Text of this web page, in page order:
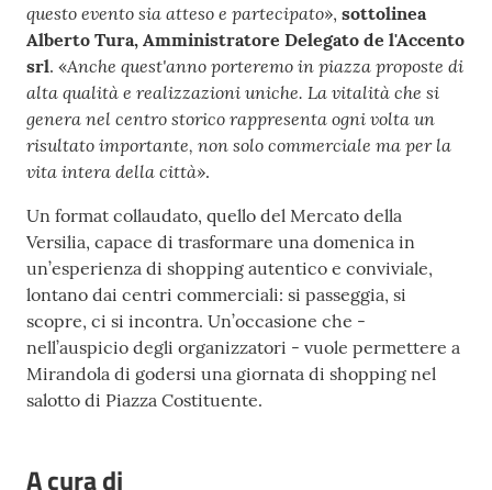
questo evento sia atteso e partecipato», sottolinea
Alberto Tura, Amministratore Delegato de l'Accento
srl. «Anche quest'anno porteremo in piazza proposte di
alta qualità e realizzazioni uniche. La vitalità che si
genera nel centro storico rappresenta ogni volta un
risultato importante, non solo commerciale ma per la
vita intera della città».
Un format collaudato, quello del Mercato della
Versilia, capace di trasformare una domenica in
un’esperienza di shopping autentico e conviviale,
lontano dai centri commerciali: si passeggia, si
scopre, ci si incontra. Un’occasione che -
nell’auspicio degli organizzatori - vuole permettere a
Mirandola di godersi una giornata di shopping nel
salotto di Piazza Costituente.
A cura di